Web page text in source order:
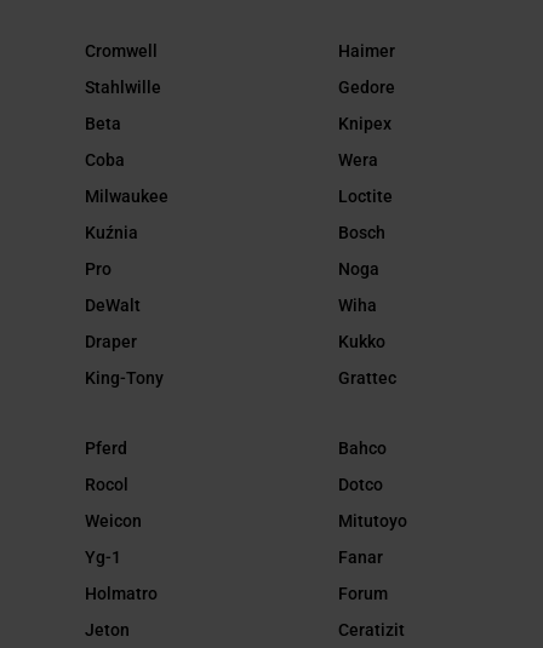
Cromwell
Stahlwille
Beta
Coba
Milwaukee
Kuźnia
Pro
DeWalt
Draper
King-Tony
Haimer
Gedore
Knipex
Wera
Loctite
Bosch
Noga
Wiha
Kukko
Grattec
Pferd
Rocol
Weicon
Yg-1
Holmatro
Jeton
Bahco
Dotco
Mitutoyo
Fanar
Forum
Ceratizit